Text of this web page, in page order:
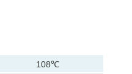
108℃